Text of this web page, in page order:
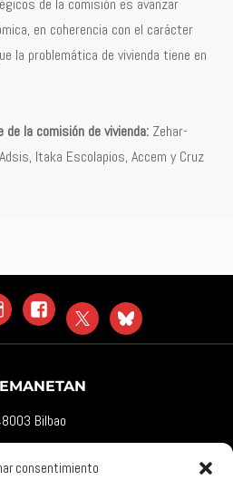
consentimiento
de la comisión es avanzar
en coherencia con el carácter
la problemática de vivienda tiene en
la comisión de vivienda: Zehar-
Itaka Escolapios, Accem y Cruz
Facebook
X
Blue
Sky
Bilbao